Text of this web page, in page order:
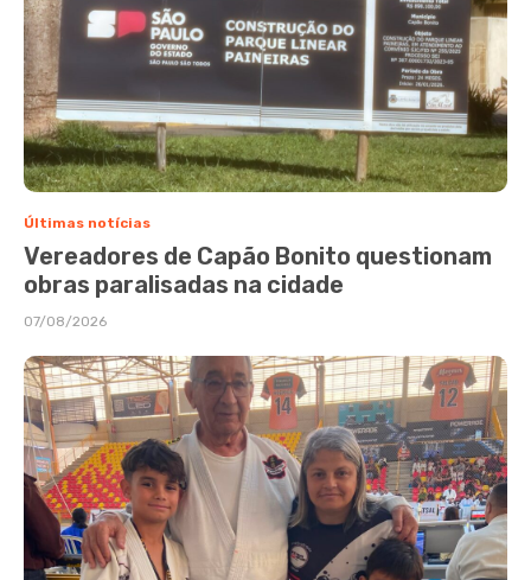
Últimas notícias
Vereadores de Capão Bonito questionam
obras paralisadas na cidade
07/08/2026